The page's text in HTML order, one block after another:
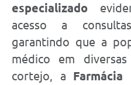
especializado
acesso a
garantindo que a
médico em
cortejo, a Farmácia